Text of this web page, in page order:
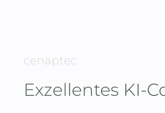
cenaptec
Exzellentes KI-